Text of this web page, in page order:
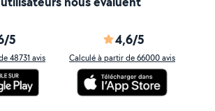
5
48731 avis
4,6/5
Calculé à partir de 66000 avis